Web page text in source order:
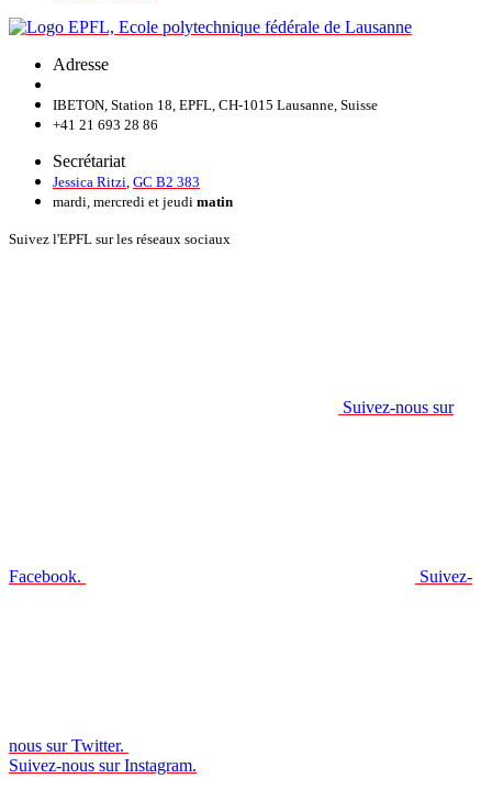
Adresse
IBETON, Station 18, EPFL, CH-1015 Lausanne, Suisse
+41 21 693 28 86
Secrétariat
Jessica Ritzi GC B2 383
mardi, mercredi et jeudi matin
Suivez l'EPFL sur les réseaux sociaux
Suivez-nous sur
Facebook. Suivez-
nous sur Twitter.
Suivez-nous sur Instagram.